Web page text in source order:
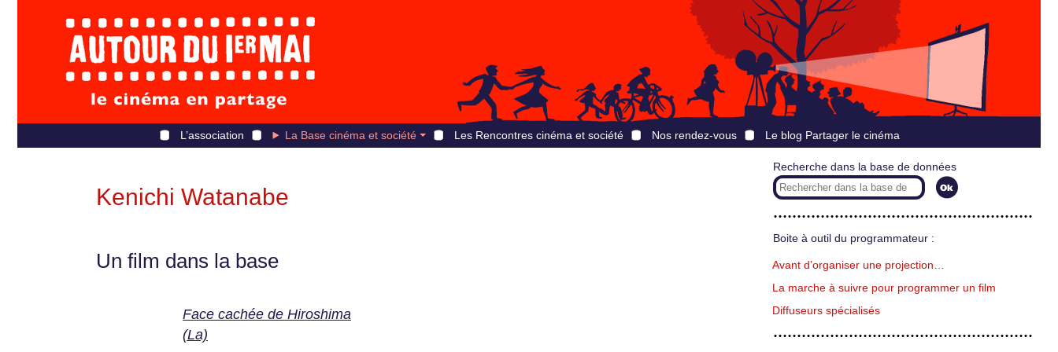
L’association La Base cinéma et société Les Rencontres cinéma et société Nos rendez-vous Le blog Partager le cinéma
Kenichi Watanabe
Un film dans la base
Face cachée de Hiroshima
(La)
Recherche dans la base de données
Boite à outil du programmateur :
Avant d’organiser une projection…
La marche à suivre pour programmer un film
Diffuseurs spécialisés